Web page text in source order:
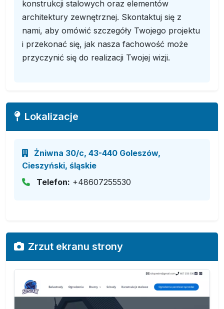
konstrukcji stalowych oraz elementów
architektury zewnętrznej. Skontaktuj się z
nami, aby omówić szczegóły Twojego projektu
i przekonać się, jak nasza fachowość może
przyczynić się do realizacji Twojej wizji.
Lokalizacje
Żniwna 30/c, 43-440 Goleszów,
Cieszyński, śląskie
Telefon: +48607255530
Zrzut ekranu strony